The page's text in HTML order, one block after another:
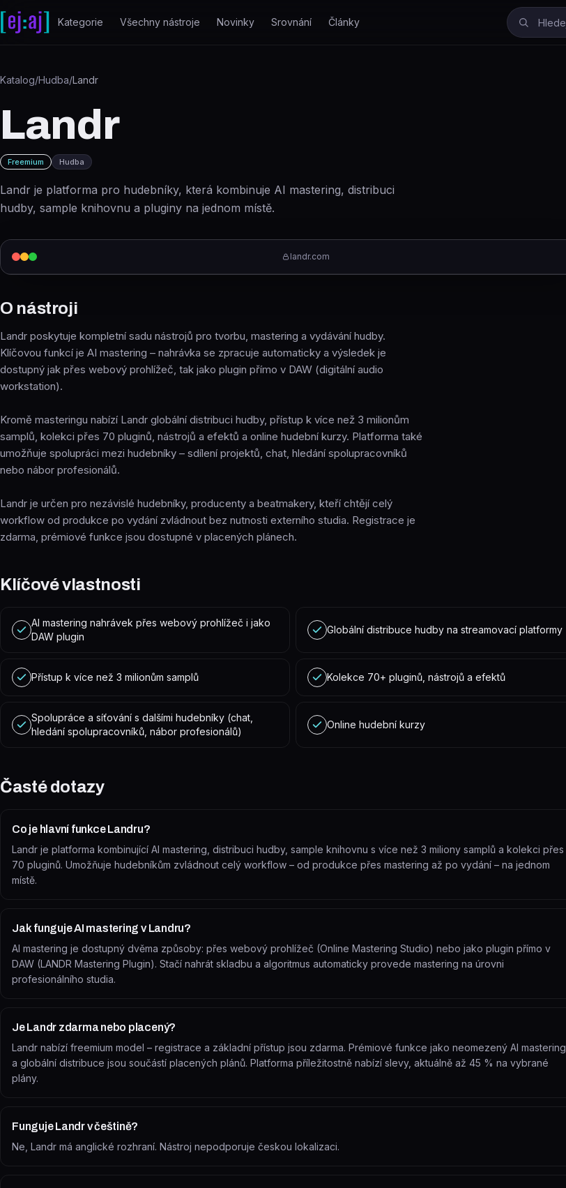
Přeskočit na obsah
Kategorie Všechny nástroje Novinky Srovnání Články
Katalog/Hudba/Landr
Landr
Freemium Hudba
Landr je platforma pro hudebníky, která kombinuje AI mastering, distribuci
hudby, sample knihovnu a pluginy na jednom místě.
landr.com
O nástroji
Landr poskytuje kompletní sadu nástrojů pro tvorbu, mastering a vydávání hudby.
Klíčovou funkcí je AI mastering – nahrávka se zpracuje automaticky a výsledek je
dostupný jak přes webový prohlížeč, tak jako plugin přímo v DAW (digitální audio
workstation).
Kromě masteringu nabízí Landr globální distribuci hudby, přístup k více než 3 milionům
samplů, kolekci přes 70 pluginů, nástrojů a efektů a online hudební kurzy. Platforma také
umožňuje spolupráci mezi hudebníky – sdílení projektů, chat, hledání spolupracovníků
nebo nábor profesionálů.
Landr je určen pro nezávislé hudebníky, producenty a beatmakery, kteří chtějí celý
workflow od produkce po vydání zvládnout bez nutnosti externího studia. Registrace je
zdarma, prémiové funkce jsou dostupné v placených plánech.
Klíčové vlastnosti
AI mastering nahrávek přes webový prohlížeč i jako
DAW plugin
Globální distribuce hudby na streamovací platformy
Přístup k více než 3 milionům samplů Kolekce 70+ pluginů, nástrojů a efektů
Spolupráce a síťování s dalšími hudebníky (chat,
hledání spolupracovníků, nábor profesionálů)
Online hudební kurzy
Časté dotazy
Co je hlavní funkce Landru?
Landr je platforma kombinující AI mastering, distribuci hudby, sample knihovnu s více než 3 miliony samplů a kolekci přes
70 pluginů. Umožňuje hudebníkům zvládnout celý workflow – od produkce přes mastering až po vydání – na jednom
místě.
Jak funguje AI mastering v Landru?
AI mastering je dostupný dvěma způsoby: přes webový prohlížeč (Online Mastering Studio) nebo jako plugin přímo v
DAW (LANDR Mastering Plugin). Stačí nahrát skladbu a algoritmus automaticky provede mastering na úrovni
profesionálního studia.
Je Landr zdarma nebo placený?
Landr nabízí freemium model – registrace a základní přístup jsou zdarma. Prémiové funkce jako neomezený AI mastering
a globální distribuce jsou součástí placených plánů. Platforma příležitostně nabízí slevy, aktuálně až 45 % na vybrané
plány.
Funguje Landr v češtině?
Ne, Landr má anglické rozhraní. Nástroj nepodporuje českou lokalizaci.